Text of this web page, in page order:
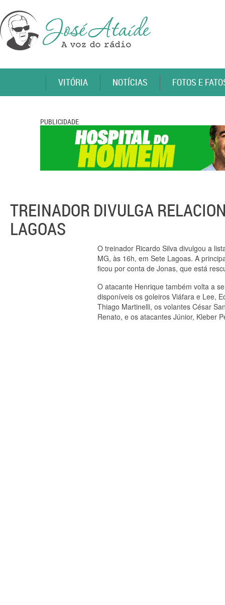
VITÓRIA NOTÍCIAS FOTOS E
PUBLICIDADE
TREINADOR DIVULGA
LAGOAS
O treinador Ricardo Silva divulgou a
MG, às 16h, em Sete Lagoas. A
ficou por conta de Jonas, que está
O atacante Henrique também volta a
disponíveis os goleiros Viáfara e Lee,
Thiago Martinelli, os volantes César
Renato, e os atacantes Júnior, Kleber